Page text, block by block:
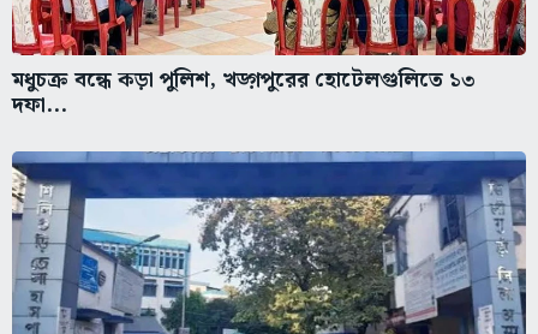
মধুচক্র বন্ধে কড়া পুলিশ, খড়্গপুরের হোটেলগুলিতে ১৩
দফা...